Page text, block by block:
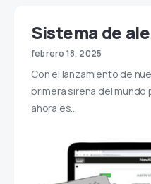
Sistema de
febrero 18, 2025
Con el lanzamiento de
primera sirena del mundo
ahora es…